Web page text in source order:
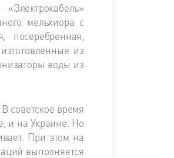
мельхиора с
из
воды из
советское время
и на Украине. Но
При этом на
выполняется